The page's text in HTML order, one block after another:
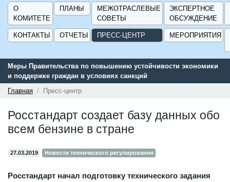
О
КОМИТЕТЕ
ПЛАНЫ
МЕЖОТРАСЛЕВЫЕ
СОВЕТЫ
ЭКСПЕРТНОЕ
ОБСУЖДЕНИЕ
КОНТАКТЫ ОТЧЕТЫ ПРЕСС-ЦЕНТР МЕРОПРИЯТИЯ
по повышению устойчивости экономики
граждан в условиях санкций
Сервис поиска
ГИСП».
Главная Пресс-центр
Росстандарт создает базу данных обо
всем бензине в стране
27.03.2019 Новости технического регулирования
Росстандарт начал подготовку технического задания